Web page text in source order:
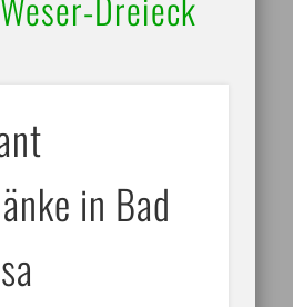
in Bad